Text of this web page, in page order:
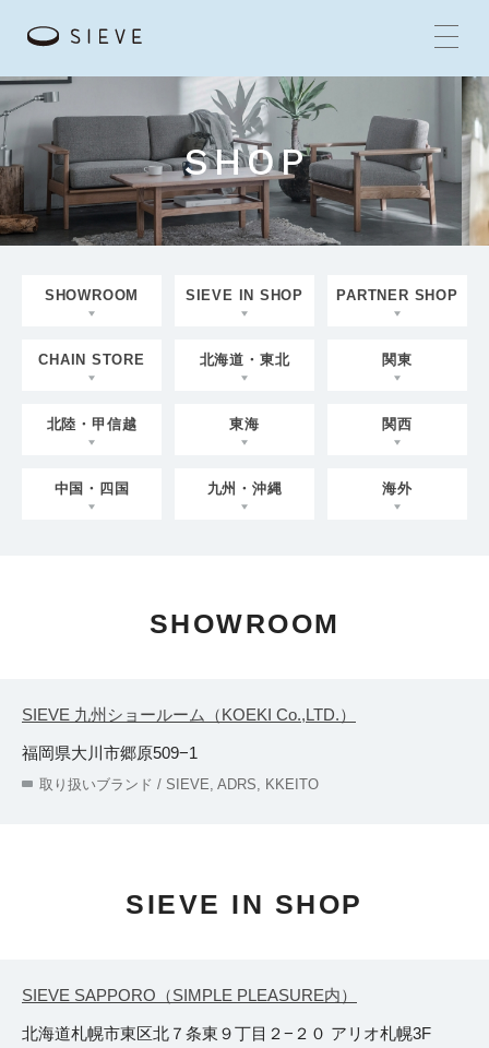
HOME
BRANDS
CONCEPT
SHOP
STOCK
SHOP
SHOWROOM SIEVE IN SHOP PARTNER SHOP
CHAIN STORE 北海道・東北 関東
北陸・甲信越 東海 関西
中国・四国 九州・沖縄 海外
SHOWROOM
SIEVE 九州ショールーム（KOEKI Co.,LTD.）
福岡県大川市郷原509−1
取り扱いブランド / SIEVE, ADRS, KKEITO
SIEVE IN SHOP
SIEVE SAPPORO（SIMPLE PLEASURE内）
北海道札幌市東区北７条東９丁目２−２０ アリオ札幌3F